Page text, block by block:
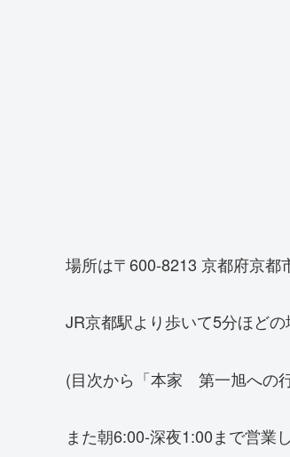
場所は〒600-8213 京都府京都
JR京都駅より歩いて5分ほど
(目次から「本家 第一旭への
また朝6:00-深夜1:00まで営業